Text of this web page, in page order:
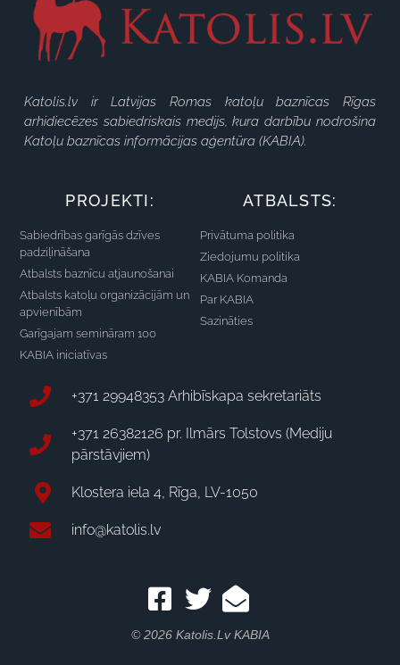
Katolis.lv ir Latvijas Romas katoļu baznīcas Rīgas
arhidiecēzes sabiedriskais medijs, kura darbību nodrošina
Katoļu baznīcas informācijas aģentūra (KABIA).
PROJEKTI:
Sabiedrības garīgās dzīves
padziļināšana
Atbalsts baznīcu atjaunošanai
Atbalsts katoļu organizācijām un
apvienībām
Garīgajam semināram 100
KABIA iniciatīvas
ATBALSTS:
Privātuma politika
Ziedojumu politika
KABIA Komanda
Par KABIA
Sazināties
+371 29948353 Arhibīskapa sekretariāts
+371 26382126 pr. Ilmārs Tolstovs (Mediju
pārstāvjiem)
Klostera iela 4, Rīga, LV-1050
info@katolis.lv
© 2026 Katolis.lv KABIA